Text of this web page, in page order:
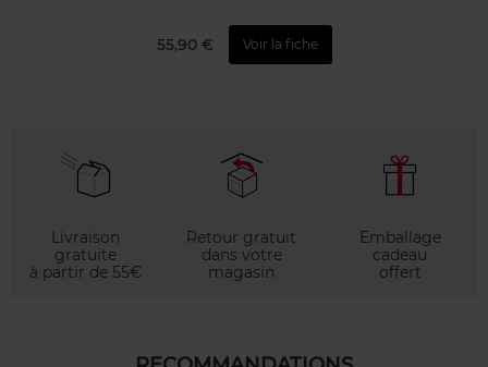
55,90 € Voir la fiche
Livraison
gratuite
à partir de 55€
Retour gratuit
dans votre
magasin
Emballage
cadeau
offert